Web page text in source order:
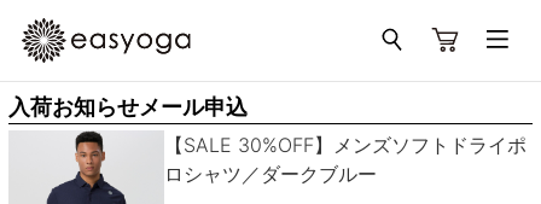
入荷お知らせメール申込
【SALE 30%OFF】メンズソフトドライポ
ロシャツ／ダークブルー